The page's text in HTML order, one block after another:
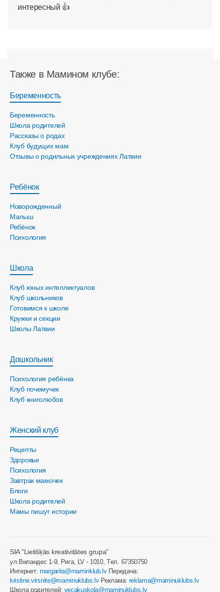
интересный 👍
Также в Мамином клубе:
Беременность
Беременность
Школа родителей
Рассказы о родах
Клуб будущих мам
Отзывы о родильных учреждениях Латвии
Ребёнок
Новорожденный
Малыш
Ребёнок
Психология
Школа
Клуб юных интеллектуалов
Клуб школьников
Готовимся к школе
Кружки и секции
Школы Латвии
Дошкольник
Психология ребёнка
Клуб почемучек
Клуб книголюбов
Женский клуб
Рецепты
Здоровье
Психология
Завтрак мамочек
Блоги
Школа родителей
Мамы пишут истории
SIA "Lietišķās kreativitātes grupa"
ул.Виландес 1-9, Рига, LV - 1010, Tел. 67350750
Интернет: margarita@maminklub.lvПередача:
kristine.virsnite@maminuklubs.lvРеклама: reklama@maminuklubs.lv
Школа родителей: vecakuskola@maminuklubs.lv